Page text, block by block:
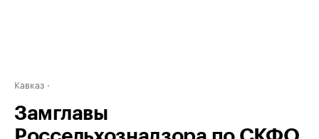
Кавказ
Замглавы